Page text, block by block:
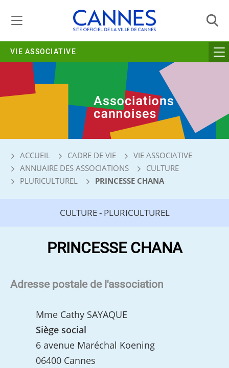
VIE ASSOCIATIVE
ACCUEIL CADRE DE VIE
VIE ASSOCIATIVE
ANNUAIRE DES ASSOCIATIONS
CULTURE
PLURICULTUREL
PRINCESSE CHANA
CULTURE - PLURICULTUREL
PRINCESSE CHANA
Adresse postale de l'association
Mme Cathy SAYAQUE
Siège social
6 avenue Maréchal Koening
06400 Cannes